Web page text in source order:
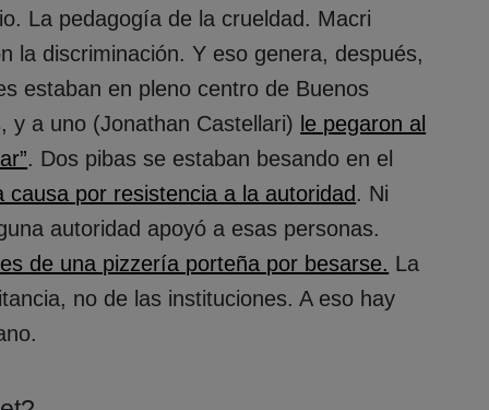
La pedagogía de la crueldad. Macri
la discriminación. Y eso genera, después,
estaban en pleno centro de Buenos
y a uno (Jonathan Castellari) le pegaron al
. Dos pibas se estaban besando en el
por resistencia a la autoridad . Ni
autoridad apoyó a esas personas.
de una pizzería porteña por besarse. La
no de las instituciones. A eso hay